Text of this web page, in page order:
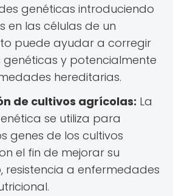
genéticas introduciendo
en las células de un
puede ayudar a corregir
genéticas y potencialmente
hereditarias.
de cultivos agrícolas: La
se utiliza para
genes de los cultivos
el fin de mejorar su
resistencia a enfermedades